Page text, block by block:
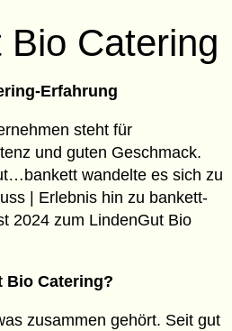
Bio Catering
Erfahrung
steht für
und guten Geschmack.
wandelte es sich zu
| Erlebnis hin zu bankett-
2024 zum LindenGut Bio
Bio Catering?
zusammen gehört. Seit gut